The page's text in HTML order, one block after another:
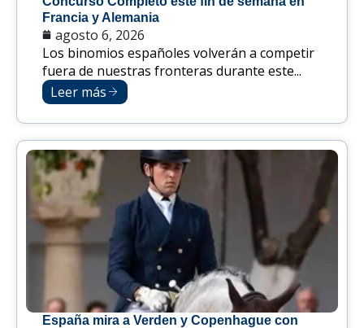
Francia y Alemania
agosto 6, 2026
Los binomios españoles volverán a competir
fuera de nuestras fronteras durante este...
Leer más
España mira a Verden y Copenhague con